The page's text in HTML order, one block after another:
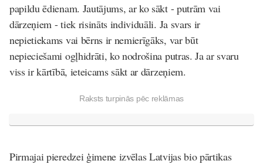
papildu ēdienam. Jautājums, ar ko sākt - putrām vai
dārzeņiem - tiek risināts individuāli. Ja svars ir
nepietiekams vai bērns ir nemierīgāks, var būt
nepieciešami ogļhidrāti, ko nodrošina putras. Ja ar svaru
viss ir kārtībā, ieteicams sākt ar dārzeņiem.
Raksts turpinās pēc reklāmas
Pirmajai pieredzei ģimene izvēlas Latvijas bio pārtikas